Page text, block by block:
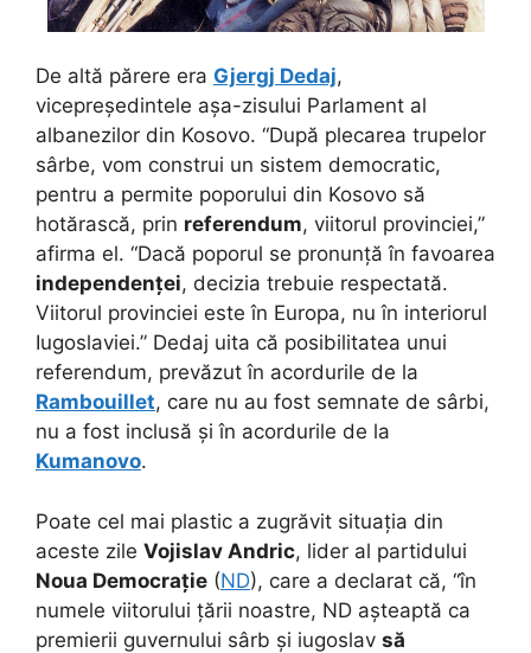
De altă părere era Gjergj Dedaj,
vicepreședintele așa-zisului Parlament al
albanezilor din Kosovo. “După plecarea trupelor
sârbe, vom construi un sistem democratic,
pentru a permite poporului din Kosovo să
hotărască, prin referendum, viitorul provinciei,”
afirma el. “Dacă poporul se pronunță în favoarea
independenței, decizia trebuie respectată.
Viitorul provinciei este în Europa, nu în interiorul
Iugoslaviei.” Dedaj uita că posibilitatea unui
referendum, prevăzut în acordurile de la
Rambouillet, care nu au fost semnate de sârbi,
nu a fost inclusă și în acordurile de la
Kumanovo.
Poate cel mai plastic a zugrăvit situația din
aceste zile Vojislav Andric, lider al partidului
Noua Democrație (ND), care a declarat că, “în
numele viitorului țării noastre, ND așteaptă ca
premierii guvernului sârb și iugoslav să